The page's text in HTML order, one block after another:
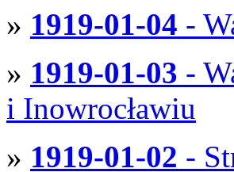
» 1919-01-04 -
» 1919-01-03 -
i Inowrocławiu
» 1919-01-02 -